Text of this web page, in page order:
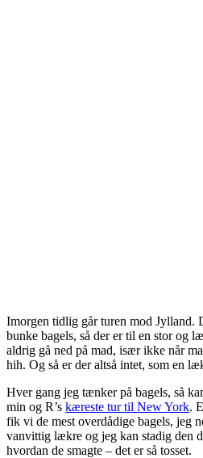
Imorgen tidlig går turen mod Jylland.
bunke bagels, så der er til en stor og
aldrig gå ned på mad, især ikke når
hih. Og så er der altså intet, som en
Hver gang jeg tænker på bagels, så
min og R’s kæreste tur til New York.
fik vi de mest overdådige bagels, jeg
vanvittig lækre og jeg kan stadig den
hvordan de smagte – det er så tosset.